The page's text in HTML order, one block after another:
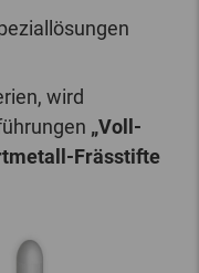
wird
„Voll-
Frässtifte